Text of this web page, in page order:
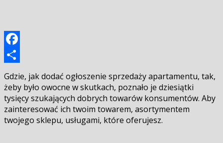
Facebook
się
Gdzie, jak dodać ogłoszenie sprzedaży apartamentu, tak,
żeby było owocne w skutkach, poznało je dziesiątki
tysięcy szukających dobrych towarów konsumentów. Aby
zainteresować ich twoim towarem, asortymentem
twojego sklepu, usługami, które oferujesz.